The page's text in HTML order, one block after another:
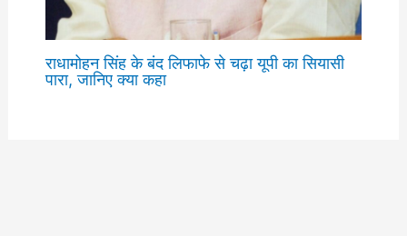
राधामोहन सिंह के बंद लिफाफे से चढ़ा यूपी का सियासी
पारा, जानिए क्या कहा